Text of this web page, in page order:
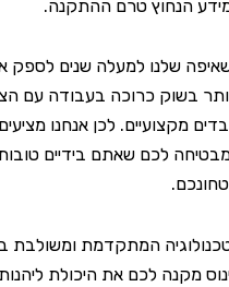
טרם ההתקנה.
שלנו למעלה שנים לספק את
כרוכה בעבודה עם הציוד
לכן אנחנו מציעים
לכם שאתם בידיים טובות
המתקדמת ומשולבת
לכם את היכולת ליהנות